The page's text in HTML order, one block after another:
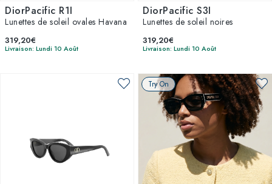
DiorPacific R1I
Lunettes de soleil ovales Havana
319,20€
Livraison: Lundi 10 Août
DiorPacific S3I
Lunettes de soleil noires
319,20€
Livraison: Lundi 10 Août
Try On